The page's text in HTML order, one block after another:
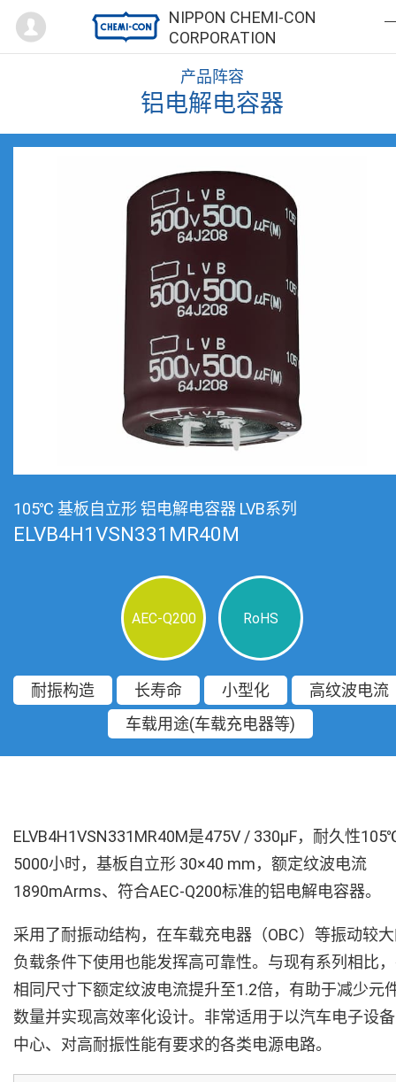
NIPPON CHEMI-CON
CORPORATION
Mypage
产品阵容
铝电解电容器
105℃ 基板自立形 铝电解电容器 LVB系列
ELVB4H1VSN331MR40M
AEC-Q200 RoHS
耐振构造 长寿命 小型化
高纹波电流
车载用途(车载充电器等)
ELVB4H1VSN331MR40M是475V / 330µF，耐久性
5000小时，基板自立形 30×40 mm，额定纹波电流
1890mArms、符合AEC-Q200标准的铝电解电容器。
采用了耐振动结构，在车载充电器（OBC）等振动较
负载条件下使用也能发挥高可靠性。与现有系列相比
相同尺寸下额定纹波电流提升至1.2倍，有助于减少元
数量并实现高效率化设计。非常适用于以汽车电子设
中心、对高耐振性能有要求的各类电源电路。